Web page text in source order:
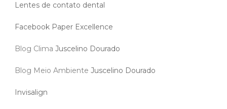
Lentes de contato dental
Facebook Paper Excellence
Blog Clima Juscelino Dourado
Blog Meio Ambiente Juscelino Dourado
Invisalign